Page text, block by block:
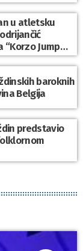
u atletsku
Jump
baroknih
Belgija
predstavio